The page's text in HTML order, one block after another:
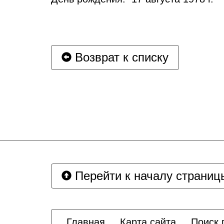
Возврат к списку
Перейти к началу